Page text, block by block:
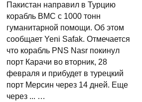
Пакистан направил в Турцию
корабль ВМС с 1000 тонн
гуманитарной помощи. Об этом
сообщает Yeni Safak. Отмечается
что корабль PNS Nasr покинул
порт Карачи во вторник, 28
февраля и прибудет в турецкий
порт Мерсин через 14 дней. Еще
через ... …